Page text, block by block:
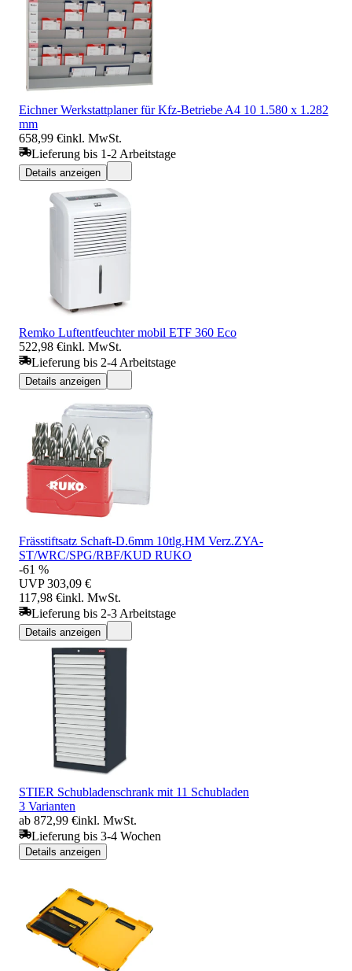
Eichner Werkstattplaner für Kfz-Betriebe A4 10 1.580 x 1.282
mm
658,99 €inkl. MwSt.
Lieferung bis 1-2 Arbeitstage
Details anzeigen
Remko Luftentfeuchter mobil ETF 360 Eco
522,98 €inkl. MwSt.
Lieferung bis 2-4 Arbeitstage
Details anzeigen
Frässtiftsatz Schaft-D.6mm 10tlg.HM Verz.ZYA-
ST/WRC/SPG/RBF/KUD RUKO
-61 %
UVP 303,09 €
117,98 €inkl. MwSt.
Lieferung bis 2-3 Arbeitstage
Details anzeigen
STIER Schubladenschrank mit 11 Schubladen
3 Varianten
ab 872,99 €inkl. MwSt.
Lieferung bis 3-4 Wochen
Details anzeigen